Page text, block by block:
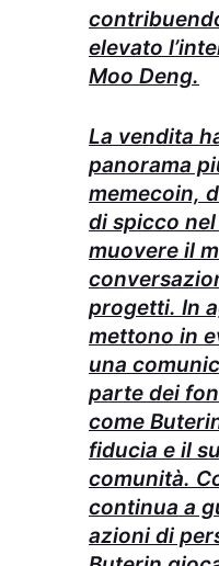
elevato
Moo Deng.
La vendita
panorama
memecoin,
di spicco
muovere il
progetti. In
mettono in
una
parte dei
come
fiducia e il
comunità.
continua a
azioni di